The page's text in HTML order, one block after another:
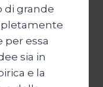
di grande
per essa
sia in
e la